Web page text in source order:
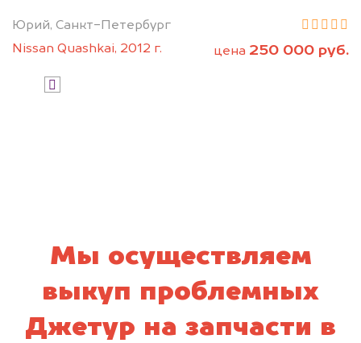
Юрий, Санкт-Петербург
Nissan Quashkai, 2012 г.
цена 250 000 руб.
Мы осуществляем
выкуп проблемных
Джетур на запчасти в